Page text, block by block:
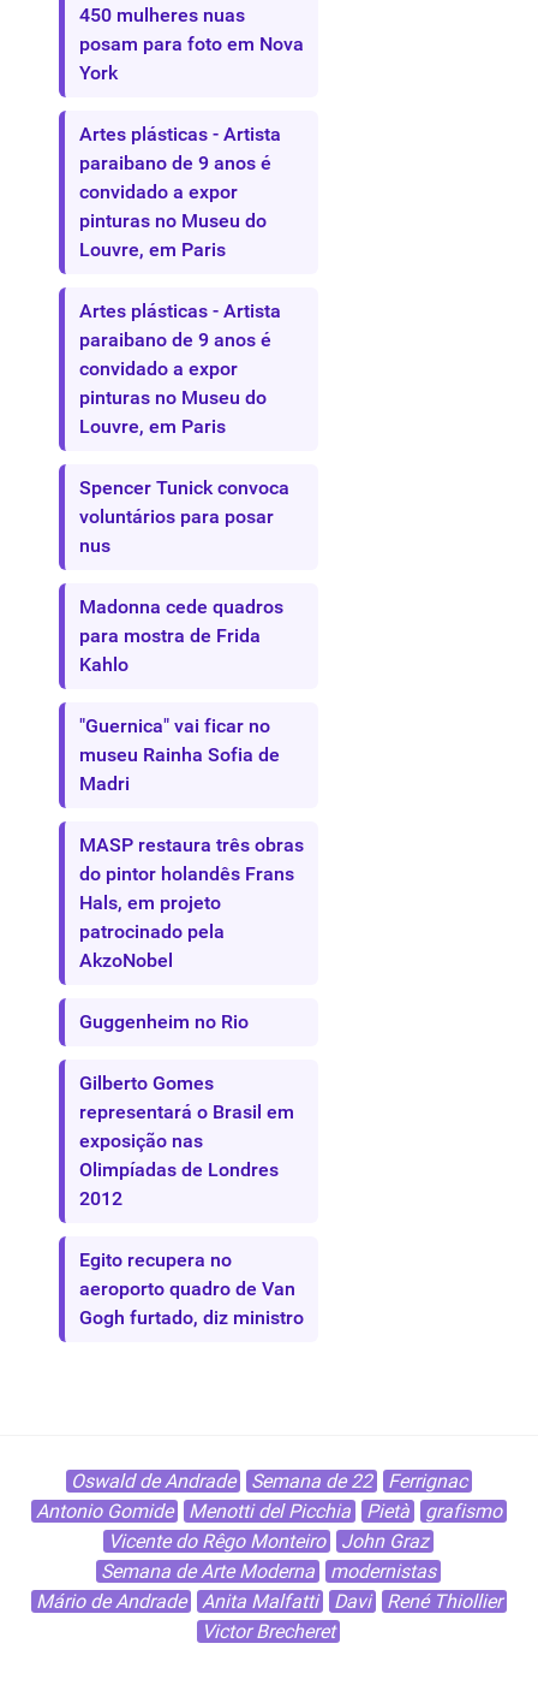
450 mulheres nuas
posam para foto em Nova
York
Artes plásticas - Artista
paraibano de 9 anos é
convidado a expor
pinturas no Museu do
Louvre, em Paris
Artes plásticas - Artista
paraibano de 9 anos é
convidado a expor
pinturas no Museu do
Louvre, em Paris
Spencer Tunick convoca
voluntários para posar
nus
Madonna cede quadros
para mostra de Frida
Kahlo
"Guernica" vai ficar no
museu Rainha Sofia de
Madri
MASP restaura três obras
do pintor holandês Frans
Hals, em projeto
patrocinado pela
AkzoNobel
Guggenheim no Rio
Gilberto Gomes
representará o Brasil em
exposição nas
Olimpíadas de Londres
2012
Egito recupera no
aeroporto quadro de Van
Gogh furtado, diz ministro
Oswald de Andrade Semana de 22
Ferrignac
Antonio Gomide
Menotti del Picchia Pietà
grafismo
Vicente do Rêgo Monteiro
John Graz
Semana de Arte Moderna
modernistas
Mário de Andrade
Anita Malfatti Davi
René Thiollier
Victor Brecheret